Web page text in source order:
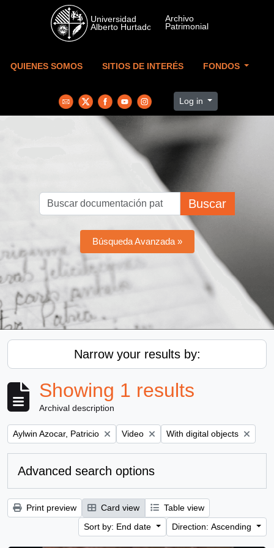
Skip to main content
QUIENES SOMOS SITIOS DE INTERÉS FONDOS
Log in
Buscar
Búsqueda Avanzada »
Narrow your results by:
Showing 1 results
Archival description
Remove filter:
Aylwin Azocar, Patricio Remove filter:
Video Remove filter:
With digital objects
Advanced search options
Print preview Card view
Table view
Sort by: End date
Direction: Ascending